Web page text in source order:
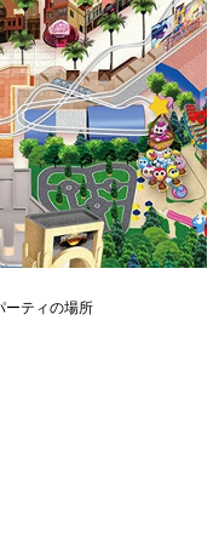
ーティの場所